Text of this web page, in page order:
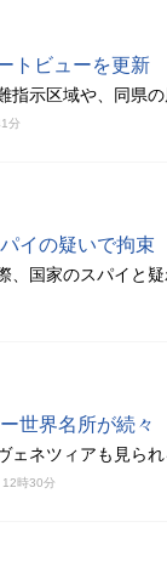
トビューを更新
指示区域や、同県
分
イの疑いで拘束
、国家のスパイと
世界名所が続々
ェネツィアも見ら
12時30分